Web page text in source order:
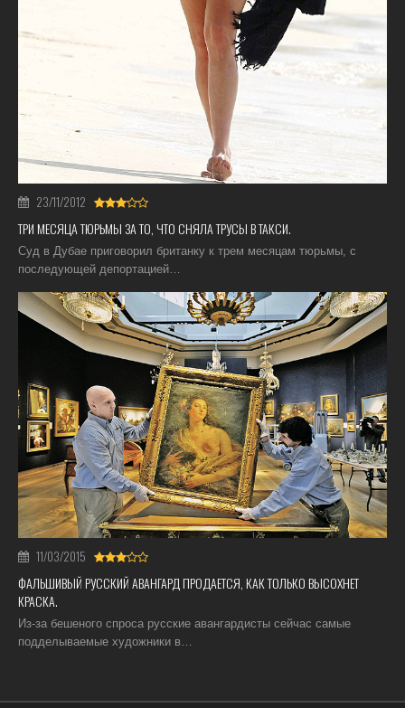
23/11/2012
ТРИ МЕСЯЦА ТЮРЬМЫ ЗА ТО, ЧТО СНЯЛА ТРУСЫ В ТАКСИ.
Суд в Дубае приговорил британку к трем месяцам тюрьмы, с
последующей депортацией…
11/03/2015
ФАЛЬШИВЫЙ РУССКИЙ АВАНГАРД ПРОДАЕТСЯ, КАК ТОЛЬКО ВЫСОХНЕТ
КРАСКА.
Из-за бешеного спроса русские авангардисты сейчас самые
подделываемые художники в…